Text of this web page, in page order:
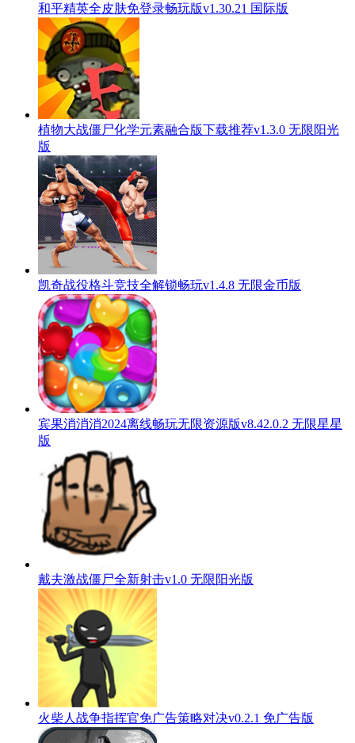
和平精英全皮肤免登录畅玩版v1.30.21 国际版
植物大战僵尸化学元素融合版下载推荐v1.3.0 无限阳光
版
凯奇战役格斗竞技全解锁畅玩v1.4.8 无限金币版
宾果消消消2024离线畅玩无限资源版v8.42.0.2 无限星星
版
戴夫激战僵尸全新射击v1.0 无限阳光版
火柴人战争指挥官免广告策略对决v0.2.1 免广告版